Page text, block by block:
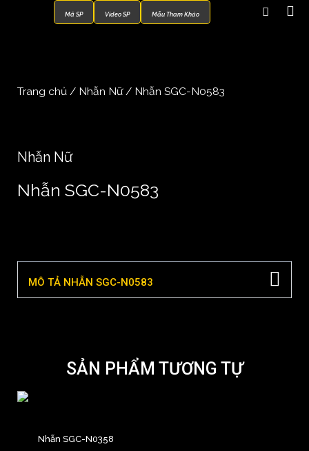
Mã SP Video SP Mẫu Tham Khảo
Trang chủ / Nhẫn Nữ/ Nhẫn SGC-N0583
Nhẫn Nữ
Nhẫn SGC-N0583
MÔ TẢ NHẪN SGC-N0583
SẢN PHẨM TƯƠNG TỰ
Nhẫn SGC-N0358